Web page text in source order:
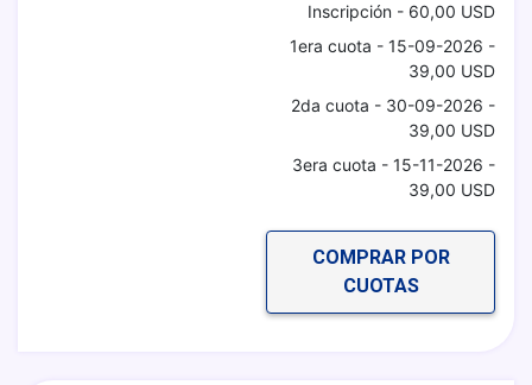
Inscripción - 60,00 USD
1era cuota - 15-09-2026 -
39,00 USD
2da cuota - 30-09-2026 -
39,00 USD
3era cuota - 15-11-2026 -
39,00 USD
COMPRAR POR
CUOTAS